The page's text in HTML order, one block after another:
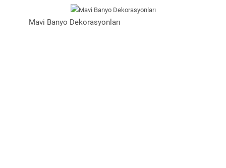
Mavi Banyo Dekorasyonları